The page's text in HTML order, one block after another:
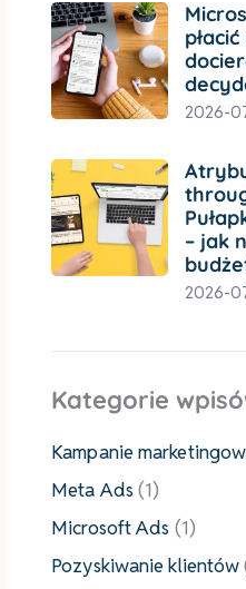
2026-
– jak
2026-
Kategorie
Kampanie
Meta Ads(1)
Microsoft Ads (1)
Pozyskiwanie klientów